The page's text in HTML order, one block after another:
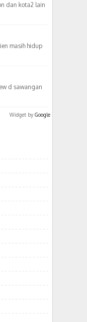
dan kota2 lain
masih hidup
d sawangan
Widget by Google